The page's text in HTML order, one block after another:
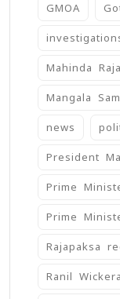
GMOA
Mahinda
Mangala
news
President
Prime
Prime
Rajapaksa
Ranil